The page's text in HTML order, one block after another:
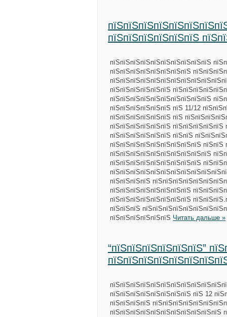
пїЅпїЅпїЅпїЅпїЅпїЅ
пїЅпїЅпїЅпїЅпїЅпїЅпїЅпїЅпїЅпїЅ
пїЅпїЅпїЅпїЅпїЅпїЅпїЅпїЅ
пїЅпїЅпїЅпїЅпїЅпїЅ
пїЅпїЅпїЅпїЅпїЅпїЅпїЅпїЅпїЅпїЅ
пїЅпїЅпїЅпїЅпїЅпїЅ пїЅ 11/12
пїЅпїЅпїЅпїЅпїЅпїЅ пїЅ
пїЅпїЅпїЅпїЅпїЅпїЅ
пїЅпїЅпїЅпїЅпїЅпїЅ пїЅпїЅ
пїЅпїЅпїЅпїЅпїЅпїЅпїЅпїЅпїЅ
пїЅпїЅпїЅпїЅпїЅпїЅпїЅпїЅпїЅпїЅ
пїЅпїЅпїЅпїЅпїЅпїЅпїЅпїЅпїЅ
пїЅпїЅпїЅпїЅ
пїЅпїЅпїЅпїЅпїЅпїЅпїЅпїЅ
пїЅпїЅпїЅпїЅпїЅпїЅпїЅпїЅ
пїЅпїЅпїЅ
пїЅпїЅпїЅпїЅпїЅпїЅ Читать дальше »
“пїЅпїЅпїЅпїЅпїЅпїЅ”
пїЅпїЅпїЅпїЅпїЅпїЅпїЅпїЅ пїЅ 12
пїЅпїЅпїЅпїЅ
пїЅпїЅпїЅпїЅпїЅпїЅпїЅпїЅпїЅпїЅпїЅ